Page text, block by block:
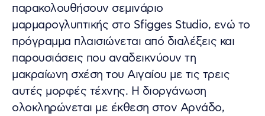
παρακολουθήσουν σεμινάριο
μαρμαρογλυπτικής στο Sfigges Studio, ενώ το
πρόγραμμα πλαισιώνεται από διαλέξεις και
παρουσιάσεις που αναδεικνύουν τη
μακραίωνη σχέση του Αιγαίου με τις τρεις
αυτές μορφές τέχνης. Η διοργάνωση
ολοκληρώνεται με έκθεση στον Αρνάδο,